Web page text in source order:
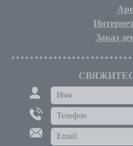
Заказ